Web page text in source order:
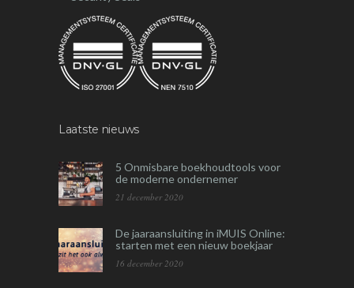
Laatste nieuws
5 Onmisbare boekhoudtools voor
de moderne ondernemer
21 december 2020
De jaaraansluiting in iMUIS Online:
starten met een nieuw boekjaar
16 december 2020